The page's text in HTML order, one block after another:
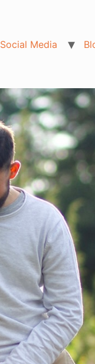
Social Media